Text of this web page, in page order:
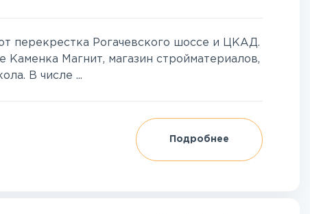
перекрестка Рогачевского шоссе и ЦКАД.
Магнит, магазин стройматериалов,
В числе ...
Подробнее